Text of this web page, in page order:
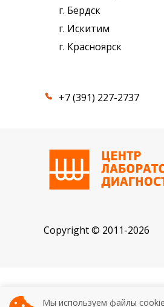
г. Бердск
г. Искитим
г. Красноярск
+7 (391) 227-2737
Copyright © 2011-2026
ИМЕЮТСЯ
Мы используем файлы